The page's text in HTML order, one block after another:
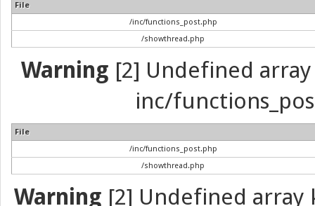
File
/inc/functions_post.php
/showthread.php
Warning [2] Undefined
inc/
File
/inc/functions_post.php
/showthread.php
Warning [2] Undefined array